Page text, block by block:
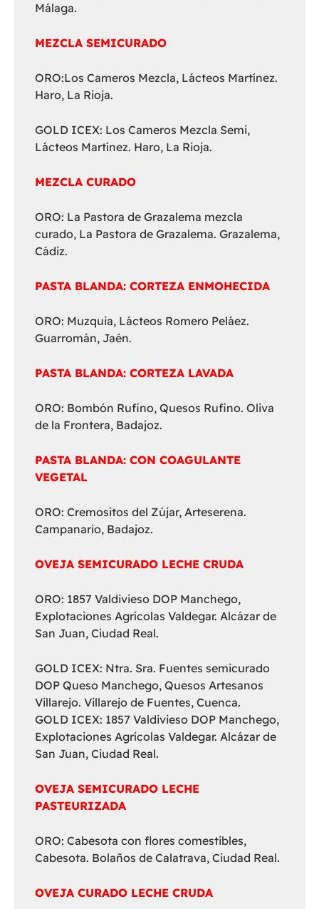
Málaga.
MEZCLA SEMICURADO
ORO:Los Cameros Mezcla, Lácteos Martínez.
Haro, La Rioja.
GOLD ICEX: Los Cameros Mezcla Semi,
Lácteos Martínez. Haro, La Rioja.
MEZCLA CURADO
ORO: La Pastora de Grazalema mezcla
curado, La Pastora de Grazalema. Grazalema,
Cádiz.
PASTA BLANDA: CORTEZA ENMOHECIDA
ORO: Muzquia, Lácteos Romero Peláez.
Guarromán, Jaén.
PASTA BLANDA: CORTEZA LAVADA
ORO: Bombón Rufino, Quesos Rufino. Oliva
de la Frontera, Badajoz.
PASTA BLANDA: CON COAGULANTE
VEGETAL
ORO: Cremositos del Zújar, Arteserena.
Campanario, Badajoz.
OVEJA SEMICURADO LECHE CRUDA
ORO: 1857 Valdivieso DOP Manchego,
Explotaciones Agrícolas Valdegar. Alcázar de
San Juan, Ciudad Real.
GOLD ICEX: Ntra. Sra. Fuentes semicurado
DOP Queso Manchego, Quesos Artesanos
Villarejo. Villarejo de Fuentes, Cuenca.
GOLD ICEX: 1857 Valdivieso DOP Manchego,
Explotaciones Agrícolas Valdegar. Alcázar de
San Juan, Ciudad Real.
OVEJA SEMICURADO LECHE
PASTEURIZADA
ORO: Cabesota con flores comestibles,
Cabesota. Bolaños de Calatrava, Ciudad Real.
OVEJA CURADO LECHE CRUDA